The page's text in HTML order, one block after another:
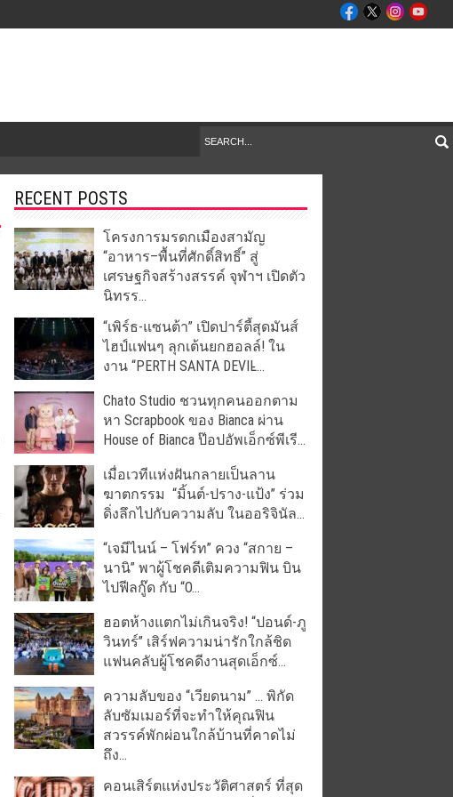
RECENT POSTS
โครงการมรดกเมืองสามัญ
“อาหาร–พื้นที่ศักดิ์สิทธิ์” สู่
เศรษฐกิจสร้างสรรค์ จุฬาฯ เปิดตัว
นิทรร...
“เพิร์ธ-แซนต้า” เปิดปาร์ตี้สุดมันส์
ไฮป์แฟนๆ ลุกเต้นยกฮอลล์! ใน
งาน “PERTH SANTA DEVIL̵...
Chato Studio ชวนทุกคนออกตาม
หา Scrapbook ของ Bianca ผ่าน
House of Bianca ป๊อปอัพเอ็กซ์พีเรี...
เมื่อเวทีแห่งฝันกลายเป็นลาน
ฆาตกรรม “มิ้นต์-ปราง-แป้ง” ร่วม
ดิ่งลึกไปกับความลับ ในออริจินัล...
“เจมีไนน์ – โฟร์ท” ควง “สกาย –
นานิ” พาผู้โชคดีเติมความฟิน บิน
ไปฟีลกู๊ด กับ “O...
ฮอตห้างแตกไม่เกินจริง! “ปอนด์-ภู
วินทร์” เสิร์ฟความน่ารักใกล้ชิด
แฟนคลับผู้โชคดีงานสุดเอ็กซ์...
ความลับของ “เวียดนาม” … พิกัด
ลับซัมเมอร์ที่จะทำให้คุณฟิน
สวรรค์พักผ่อนใกล้บ้านที่คาดไม่
ถึง...
คอนเสิร์ตแห่งประวัติศาสตร์ ที่สุด